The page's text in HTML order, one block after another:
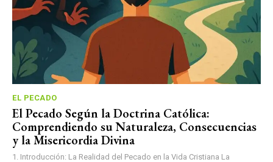
EL PECADO
El Pecado Según la Doctrina Católica:
Comprendiendo su Naturaleza, Consecuencias
y la Misericordia Divina
1. Introducción: La Realidad del Pecado en la Vida Cristiana La